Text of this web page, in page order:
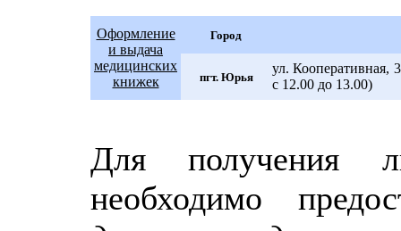
Оформление
и выдача
медицинских
книжек
Город
пгт. Юрья
ул. Кооперативная,
с 12.00 до 13.00)
Для получения
необходимо